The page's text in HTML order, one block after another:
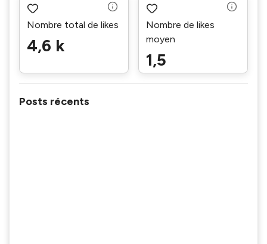
Nombre total de likes
4,6 k
Nombre de likes
moyen
1,5
Posts récents